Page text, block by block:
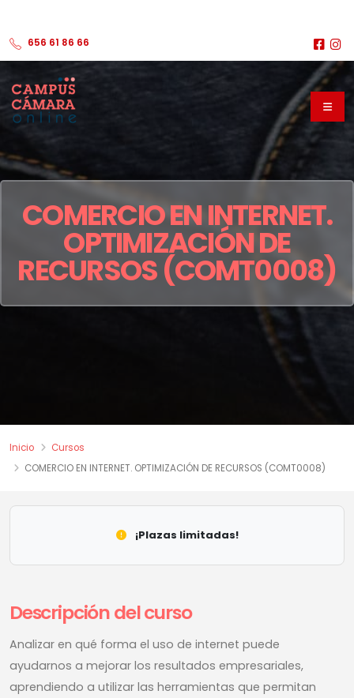
656 61 86 66
COMERCIO EN INTERNET.
OPTIMIZACIÓN DE
RECURSOS (COMT0008)
Inicio
Cursos
COMERCIO EN INTERNET. OPTIMIZACIÓN DE RECURSOS (COMT0008)
¡Plazas limitadas!
Descripción del curso
Analizar en qué forma el uso de internet puede
ayudarnos a mejorar los resultados empresariales,
aprendiendo a utilizar las herramientas que permitan